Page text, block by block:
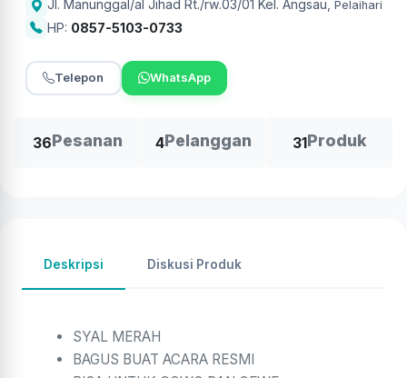
Jl. Manunggal/al Jihad Rt./rw.03/01 Kel. Angsau Pelaihari
HP: 0857-5103-0733
Telepon WhatsApp
36Pesanan 4Pelanggan 31Produk
Deskripsi Diskusi Produk
SYAL MERAH
BAGUS BUAT ACARA RESMI